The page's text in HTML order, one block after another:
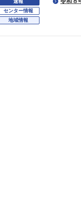
速報
センター情報
地域情報